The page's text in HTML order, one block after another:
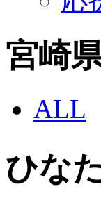
宮崎
ALL
ひな